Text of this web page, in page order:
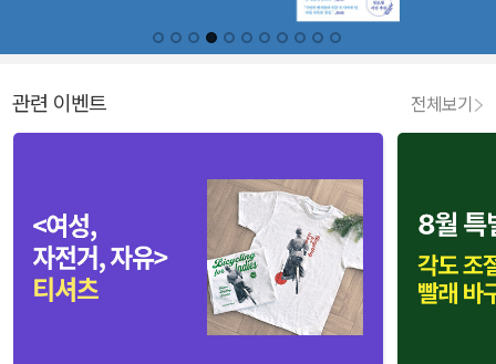
관련 이벤트 전체보기